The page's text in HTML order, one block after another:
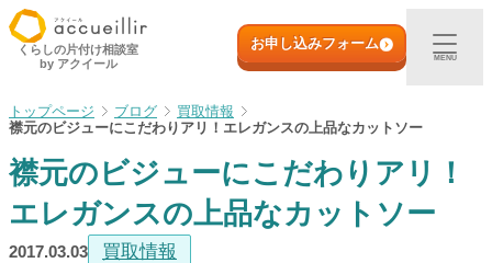
内
容
キ
プ
初めての方へ
出張買取
宅配買取
くらしの片付け相談室
by アクイール
お申し込みフォーム
MENU
ブログ
買取情報
襟元のビジューにこだわりアリ！エレガンスの上品なカットソー
襟元のビジューにこだわりアリ！
エレガンスの上品なカットソー
2017.03.03 買取情報